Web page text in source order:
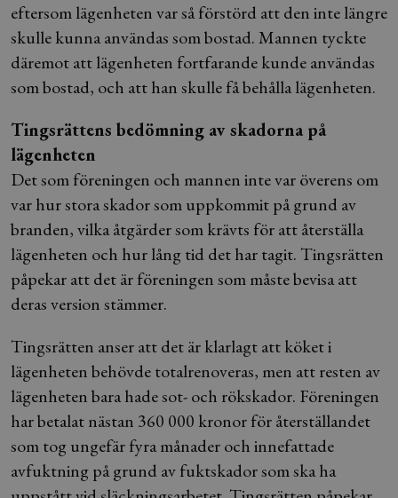
eftersom lägenheten var så förstörd att den inte längre
skulle kunna användas som bostad. Mannen tyckte
däremot att lägenheten fortfarande kunde användas
som bostad, och att han skulle få behålla lägenheten.
Tingsrättens bedömning av skadorna på
lägenheten
Det som föreningen och mannen inte var överens om
var hur stora skador som uppkommit på grund av
branden, vilka åtgärder som krävts för att återställa
lägenheten och hur lång tid det har tagit. Tingsrätten
påpekar att det är föreningen som måste bevisa att
deras version stämmer.
Tingsrätten anser att det är klarlagt att köket i
lägenheten behövde totalrenoveras, men att resten av
lägenheten bara hade sot- och rökskador. Föreningen
har betalat nästan 360 000 kronor för återställandet
som tog ungefär fyra månader och innefattade
avfuktning på grund av fuktskador som ska ha